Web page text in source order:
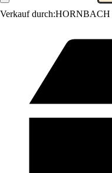
Verkauf durch:HORNBACH